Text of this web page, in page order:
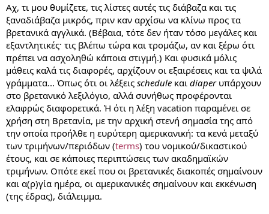
Αχ, τι μου θυμίζετε, τις λίστες αυτές τις διάβαζα και τις
ξαναδιάβαζα μικρός, πριν καν αρχίσω να κλίνω προς τα
βρετανικά αγγλικά. (Βέβαια, τότε δεν ήταν τόσο μεγάλες και
εξαντλητικές· τις βλέπω τώρα και τρομάζω, αν και ξέρω ότι
πρέπει να ασχοληθώ κάποια στιγμή.) Και φυσικά μόλις
μάθεις καλά τις διαφορές, αρχίζουν οι εξαιρέσεις και τα ψιλά
γράμματα... Όπως ότι οι λέξεις schedule και diaperυπάρχουν
στο βρετανικό λεξιλόγιο, αλλά συνήθως προφέρονται
ελαφρώς διαφορετικά. Ή ότι η λέξη vacation παραμένει σε
χρήση στη Βρετανία, με την αρχική στενή σημασία της από
την οποία προήλθε η ευρύτερη αμερικανική: τα κενά μεταξύ
των τριμήνων/περιόδων (terms) του νομικού/δικαστικού
έτους, και σε κάποιες περιπτώσεις των ακαδημαϊκών
τριμήνων. Οπότε εκεί που οι βρετανικές διακοπές σημαίνουν
και α(ρ)γία ημέρα, οι αμερικανικές σημαίνουν και εκκένωση
(της έδρας), διάλειμμα.